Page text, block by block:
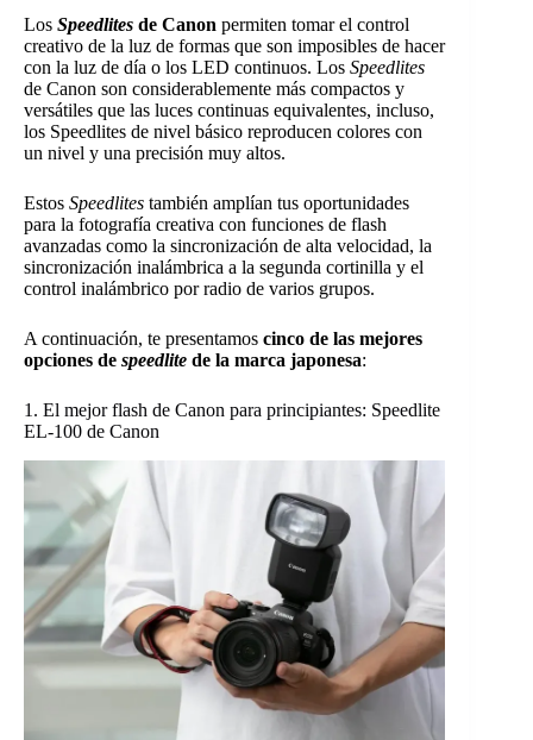
Los Speedlites de Canon permiten tomar el control
creativo de la luz de formas que son imposibles de hacer
con la luz de día o los LED continuos. Los Speedlites
de Canon son considerablemente más compactos y
versátiles que las luces continuas equivalentes, incluso,
los Speedlites de nivel básico reproducen colores con
un nivel y una precisión muy altos.
Estos Speedlites también amplían tus oportunidades
para la fotografía creativa con funciones de flash
avanzadas como la sincronización de alta velocidad, la
sincronización inalámbrica a la segunda cortinilla y el
control inalámbrico por radio de varios grupos.
A continuación, te presentamos cinco de las mejores
opciones de speedlite de la marca japonesa:
1. El mejor flash de Canon para principiantes: Speedlite
EL-100 de Canon